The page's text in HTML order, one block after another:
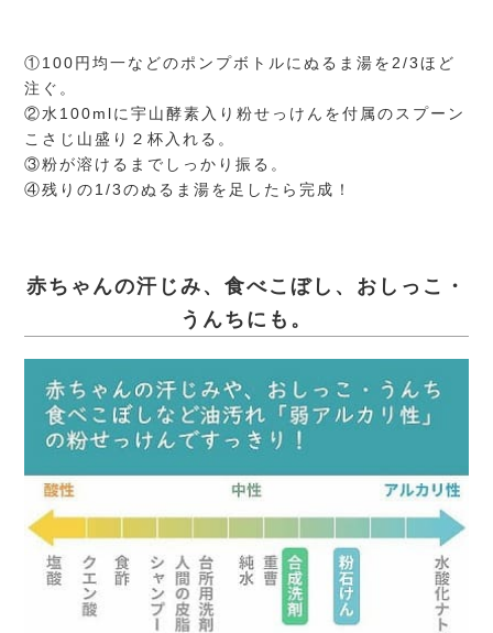
①100円均一などのポンプボトルにぬるま湯を2/3ほど
注ぐ。
②水100mlに宇山酵素入り粉せっけんを付属のスプーン
こさじ山盛り２杯入れる。
③粉が溶けるまでしっかり振る。
④残りの1/3のぬるま湯を足したら完成！
赤ちゃんの汗じみ、食べこぼし、おしっこ・
うんちにも。